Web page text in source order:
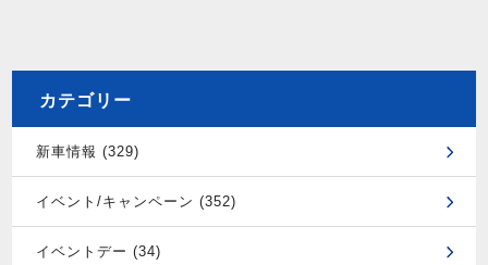
カテゴリー
新車情報 (329)
イベント/キャンペーン (352)
イベントデー (34)